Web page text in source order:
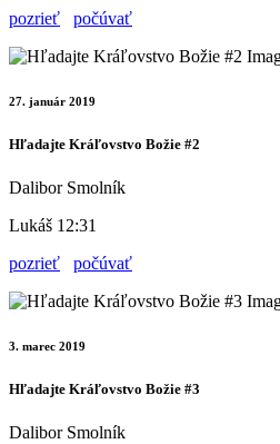
pozrieť
počúvať
27. január 2019
Hľadajte Kráľovstvo Božie #2
Dalibor Smolník
Lukáš 12:31
pozrieť
počúvať
3. marec 2019
Hľadajte Kráľovstvo Božie #3
Dalibor Smolník